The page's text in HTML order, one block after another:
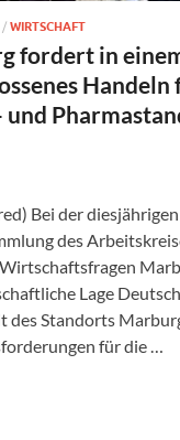
/ WIRTSCHAFT
fordert in
Handeln
Bei der diesjährigen
des
Lage
des Standorts
für die …